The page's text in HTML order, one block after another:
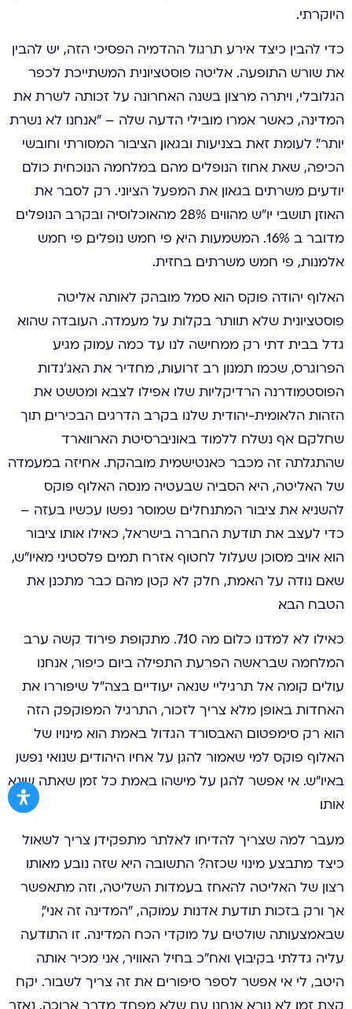
היוקרתי.
כדי להבין כיצד אירע תרגול ההדמיה הפסיכי הזה, יש להבין
את שורש התופעה. אליטה פוסטציונית המשתייכת לכפר
הגלובלי, ויתרה מרצון בשנה האחרונה על זכותה לשרת את
המדינה, כאשר אמרו מובילי הדעה שלה – ״אנחנו לא נשרת
יותר״. לעומת זאת בצניעות ובגאון, הציבור המסורתי וחובשי
הכיפה, שאת אחוז הנופלים מהם במלחמה הנוכחית כולם
יודעים, משרתים בגאון את המפעל הציוני. רק לסבר את
האוזן, תושבי יו״ש מהווים 2.8% מהאוכלוסיה ובקרב הנופלים
מדובר ב 16%. המשמעות היא, פי חמש נופלים, פי חמש
אלמנות, פי חמש משרתים בחזית.
האלוף יהודה פוקס הוא סמל מובהק לאותה אליטה
פוסטציונית שלא תוותר בקלות על מעמדה. העובדה שהוא
גדל בבית דתי רק ממחישה לנו עד כמה עמוק מגיע
הפרוגרס, שכמו תמנון רב זרועות, מחדיר את האג׳נדות
הפוסטמודרנה הרדיקליות שלו אפילו לצבא ומטשט את
הזהות הלאומית-יהודית שלנו בקרב הדרגים הבכירים, תוך
שחלקם אף נשלח ללמוד באוניברסיטת הארווארד
שהתגלתה זה מכבר כאנטישמית מובהקת. אחיזה במעמדה
של האליטה, היא הסביה שבעטיה מנסה האלוף פוקס
להשניא את ציבור המתנחלים שמוסר נפשו עכשיו בעזה –
כדי לעצב את תודעת החברה בישראל, כאילו אותו ציבור
הוא אויב מסוכן שעלול לחטוף אזרח תמים פלסטיני מאיו״ש,
שאם נודה על האמת, חלק לא קטן מהם כבר מתכנן את
הטבח הבא.
כאילו לא למדנו כלום מה 7.10. מתקופת פירוד קשה ערב
המלחמה שבראשה הפרעת התפילה ביום כיפור, אנחנו
עולים קומה אל תרגיליי שנאה יעודיים בצה״ל שיפוררו את
האחדות באופן מלא. צריך לזכור, התרגיל המפוקפק הזה
הוא רק סימפטום. האבסורד הגדול באמת הוא מינויו של
האלוף פוקס למי שאמור להגן על אחיו היהודים, שנואי נפשו,
באיו״ש. אי אפשר להגן על מישהו באמת כל זמן שאתה שונא
אותו.
מעבר למה שצריך להדיחו לאלתר מתפקידו, צריך לשאול
כיצד מתבצע מינוי שכזה? התשובה היא שזה נובע מאותו
רצון של האליטה להאחז בעמדות השליטה, וזה מתאפשר
אך ורק בזכות תודעת אדנות עמוקה, ״המדינה זה אני״,
שבאמצעותה שולטים על מוקדי הכח המדינה. זו התודעה
עליה גדלתי בקיבוץ ואח״כ בחיל האוויר, אני מכיר אותה
היטב, לי אי אפשר לספר סיפורים. את זה צריך לשבור. יקח
קצת זמן, לא נורא, אנחנו עם שלא מפחד מדרך ארוכה. נאזר